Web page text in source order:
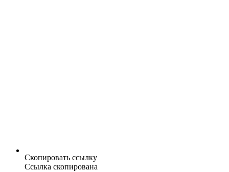
Скопировать ссылку
Ссылка скопирована